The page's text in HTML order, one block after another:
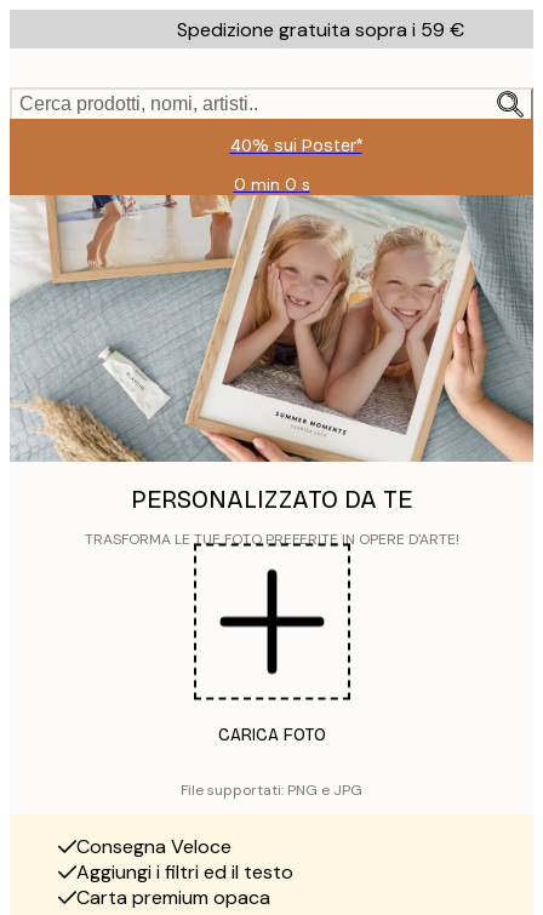
to
content.
Spedizione gratuita sopra i 59 €
Cerca prodotti, nomi, artisti..
40% sui Poster*
0 min 0 s
Valido
fino
a:
2026-
08-
09
PERSONALIZZATO DA TE
TRASFORMA LE TUE FOTO PREFERITE IN OPERE D'ARTE!
CARICA FOTO
File supportati: PNG e JPG
Consegna Veloce
Aggiungi i filtri ed il testo
Carta premium opaca